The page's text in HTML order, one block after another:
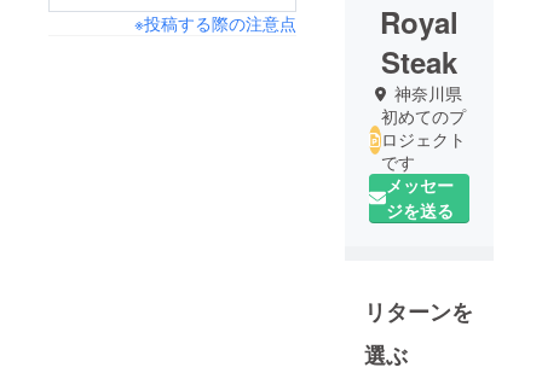
※投稿する際の注意点
Royal
Steak
神奈川県
初めてのプ
ロジェクト
です
メッセー
ジを送る
リターンを
選ぶ